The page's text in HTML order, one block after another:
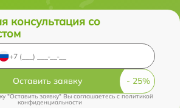
консультация со
Оставить заявку
"Оставить заявку" Вы соглашаетесь c политикой
конфиденциальности